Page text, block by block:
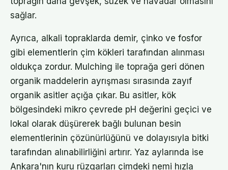
sağlar.
Ayrıca, alkali topraklarda demir, çinko ve fosfor
gibi elementlerin çim kökleri tarafından alınması
oldukça zordur. Mulching ile toprağa geri dönen
organik maddelerin ayrışması sırasında zayıf
organik asitler açığa çıkar. Bu asitler, kök
bölgesindeki mikro çevrede pH değerini geçici ve
lokal olarak düşürerek bağlı bulunan besin
elementlerinin çözünürlüğünü ve dolayısıyla bitki
tarafından alınabilirliğini artırır. Yaz aylarında ise
Ankara'nın kuru rüzgarları çimdeki nemi hızla